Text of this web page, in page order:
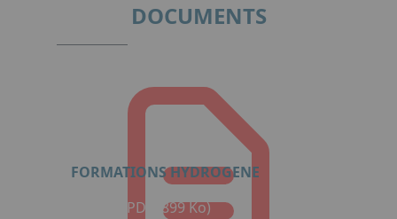
DOCUMENTS
FORMATIONS HYDROGENE
Format: PDF (899 Ko)